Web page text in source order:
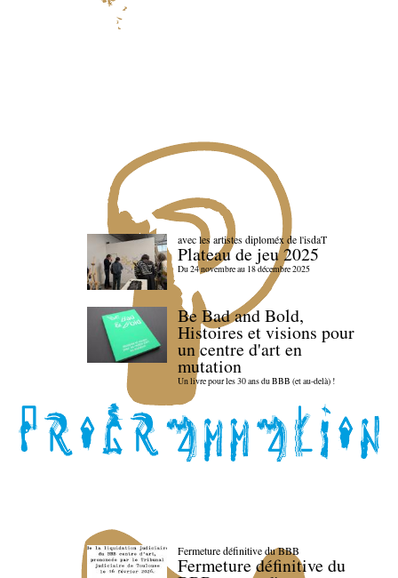
avec les artistes diploméx de l'isdaT
Plateau de jeu 2025
Du 24 novembre au 18 décembre 2025
Be Bad and Bold,
Histoires et visions pour
un centre d'art en
mutation
Un livre pour les 30 ans du BBB (et au-delà) !
Fermeture définitive du BBB
Fermeture définitive du